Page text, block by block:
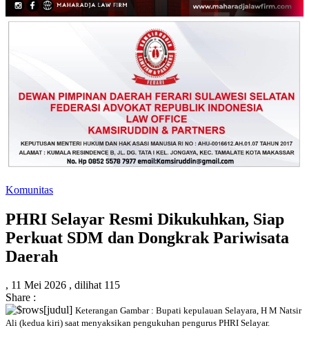
Komunitas
PHRI Selayar Resmi Dikukuhkan, Siap
Perkuat SDM dan Dongkrak Pariwisata
Daerah
, 11 Mei 2026 , dilihat 115
Share :
Keterangan Gambar : Bupati kepulauan Selayara, H M Natsir
Ali (kedua kiri) saat menyaksikan pengukuhan pengurus PHRI Selayar.